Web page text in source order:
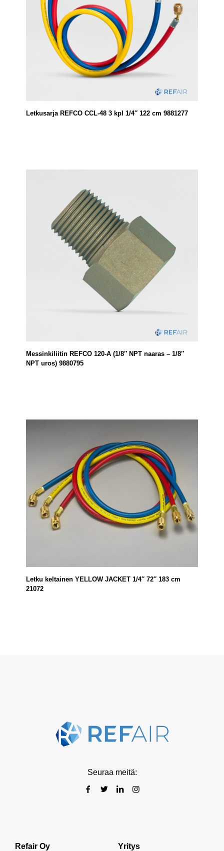
Letkusarja REFCO CCL-48 3 kpl 1/4″ 122 cm 9881277
Messinkiliitin REFCO 120-A (1/8″ NPT naaras – 1/8″
NPT uros) 9880795
Letku keltainen YELLOW JACKET 1/4″ 72″ 183 cm
21072
Seuraa meitä:
Refair Oy Yritys